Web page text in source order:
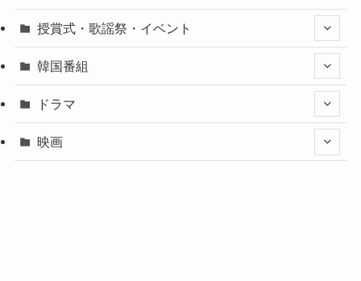
授賞式・歌謡祭・イベント
韓国番組
ドラマ
映画